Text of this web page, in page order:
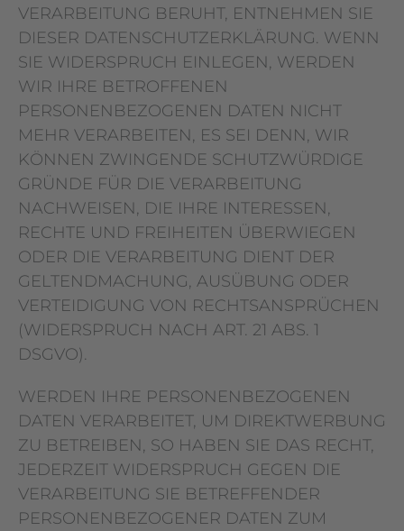
VERARBEITUNG BERUHT, ENTNEHMEN SIE
DIESER DATENSCHUTZERKLÄRUNG. WENN
SIE WIDERSPRUCH EINLEGEN, WERDEN
WIR IHRE BETROFFENEN
PERSONENBEZOGENEN DATEN NICHT
MEHR VERARBEITEN, ES SEI DENN, WIR
KÖNNEN ZWINGENDE SCHUTZWÜRDIGE
GRÜNDE FÜR DIE VERARBEITUNG
NACHWEISEN, DIE IHRE INTERESSEN,
RECHTE UND FREIHEITEN ÜBERWIEGEN
ODER DIE VERARBEITUNG DIENT DER
GELTENDMACHUNG, AUSÜBUNG ODER
VERTEIDIGUNG VON RECHTSANSPRÜCHEN
(WIDERSPRUCH NACH ART. 21 ABS. 1
DSGVO).
WERDEN IHRE PERSONENBEZOGENEN
DATEN VERARBEITET, UM DIREKTWERBUNG
ZU BETREIBEN, SO HABEN SIE DAS RECHT,
JEDERZEIT WIDERSPRUCH GEGEN DIE
VERARBEITUNG SIE BETREFFENDER
PERSONENBEZOGENER DATEN ZUM